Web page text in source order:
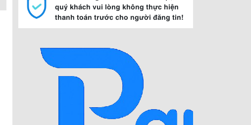
quý khách vui lòng không thực hiện
thanh toán trước cho người đăng tin!